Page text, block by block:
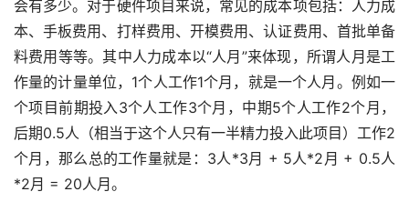
会有多少。对于硬件项目来说，常见的成本项包括：人力成
本、手板费用、打样费用、开模费用、认证费用、首批单备
料费用等等。其中人力成本以“人月”来体现，所谓人月是工
作量的计量单位，1个人工作1个月，就是一个人月。例如一
个项目前期投入3个人工作3个月，中期5个人工作2个月，
后期0.5人（相当于这个人只有一半精力投入此项目）工作2
个月，那么总的工作量就是：3人*3月 + 5人*2月 + 0.5人
*2月 = 20人月。